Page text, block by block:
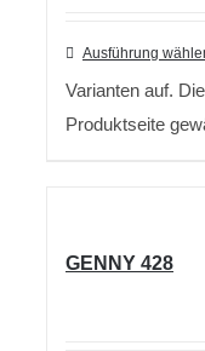
Ausführung
Varianten auf.
Produktseite
GENNY 428